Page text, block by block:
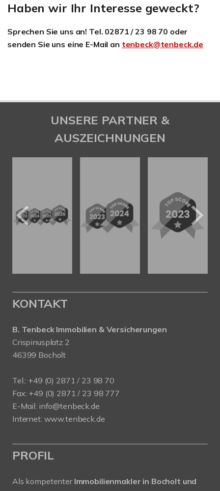
Haben wir Ihr Interesse geweckt?
Sprechen Sie uns an! Tel. 02871 / 23 98 70 oder
senden Sie uns eine E-Mail an tenbeck@tenbeck.de
UNSERE PARTNER &
AUSZEICHNUNGEN
KONTAKT
B. Tenbeck Immobilien & Versicherungen
Crispinusplatz 2
46399 Bocholt
Tel.: +49 (0) 2871 / 23 98 70
Fax: +49 (0) 2871 / 23 98 777
E-Mail: info@tenbeck.de
Internet: www.tenbeck.de
PROFIL
Als kompetenter Immobilienmakler in Bocholt und